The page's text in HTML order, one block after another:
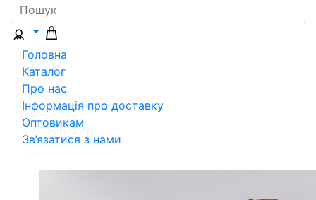
Головна
Каталог
Про нас
Інформація про доставку
Оптовикам
Зв’язатися з нами